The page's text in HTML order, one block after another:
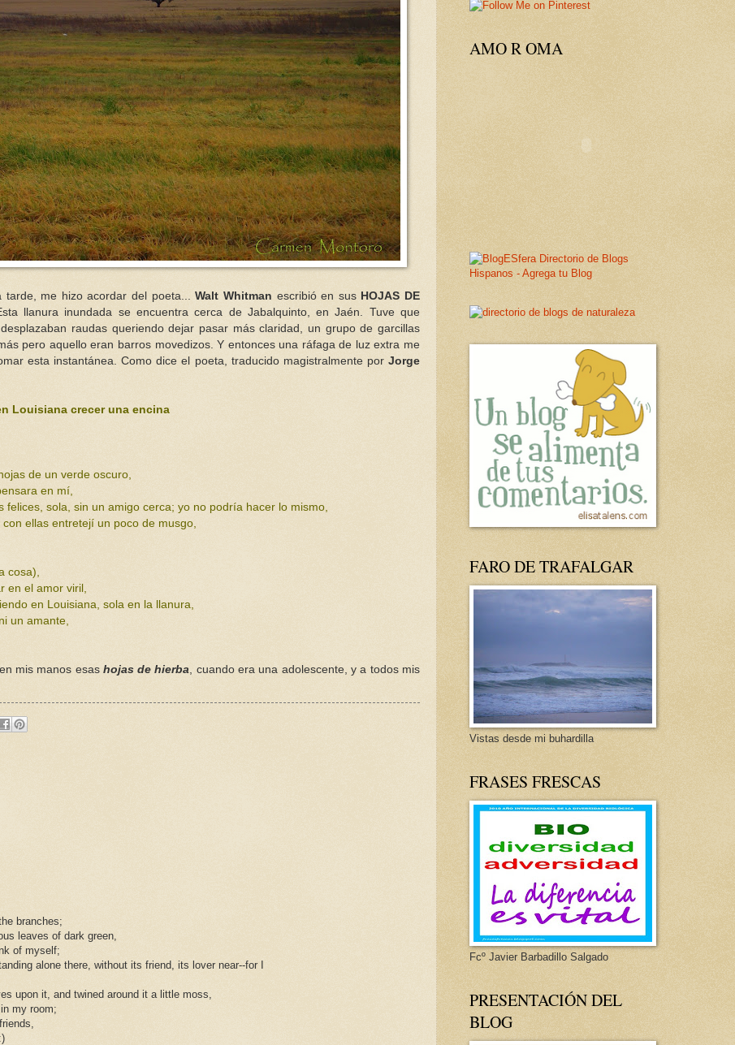
tarde, me hizo acordar del poeta...Walt Whitman escribió en sus HOJAS DE
llanura inundada se encuentra cerca de Jabalquinto, en Jaén. Tuve que
raudas queriendo dejar pasar más claridad, un grupo de garcillas
pero aquello eran barros movedizos. Y entonces una ráfaga de luz extra me
esta instantánea. Como dice el poeta, traducido magistralmente por Jorge
Louisiana crecer una encina
de un verde oscuro,
en mí,
sola, sin un amigo cerca; yo no podría hacer lo mismo,
ellas entretejí un poco de musgo,
cosa),
en el amor viril,
en Louisiana, sola en la llanura,
un amante,
mis manos esas hojas de hierba , cuando era una adolescente, y a todos mis
branches;
leaves of dark green,
of myself;
alone there, without its friend, its lover near--for I
upon it, and twined around it a little moss,
my room;
AMO R OMA
FARO DE TRAFALGAR
Vistas desde mi buhardilla
FRASES FRESCAS
Fcº Javier Barbadillo Salgado
PRESENTACIÓN DEL
BLOG